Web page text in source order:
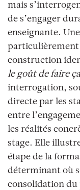
mais
de s’engager
enseignante.
particulièrement
construction
le goût de faire
interrogation,
directe par les
entre
les réalités
stage. Elle
étape de la
déterminant où
consolidation du